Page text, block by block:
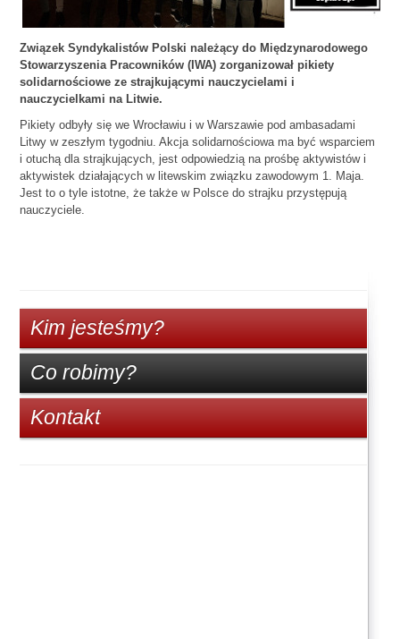
Związek Syndykalistów Polski należący do Międzynarodowego
Stowarzyszenia Pracowników (IWA) zorganizował pikiety
solidarnościowe ze strajkującymi nauczycielami i
nauczycielkami na Litwie.
Pikiety odbyły się we Wrocławiu i w Warszawie pod ambasadami
Litwy w zeszłym tygodniu. Akcja solidarnościowa ma być wsparciem
i otuchą dla strajkujących, jest odpowiedzią na prośbę aktywistów i
aktywistek działających w litewskim związku zawodowym 1. Maja.
Jest to o tyle istotne, że także w Polsce do strajku przystępują
nauczyciele.
Kim jesteśmy?
Co robimy?
Kontakt